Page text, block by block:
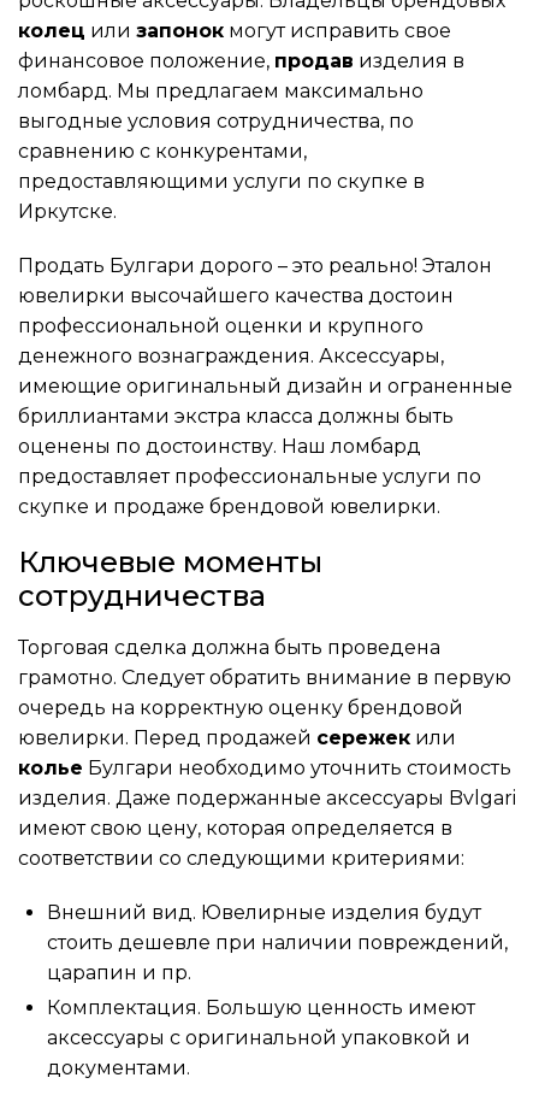
колец или запонок могут исправить свое
финансовое положение, продав изделия в
ломбард. Мы предлагаем максимально
выгодные условия сотрудничества, по
сравнению с конкурентами,
предоставляющими услуги по скупке в
Иркутске.
Продать Булгари дорого – это реально! Эталон
ювелирки высочайшего качества достоин
профессиональной оценки и крупного
денежного вознаграждения. Аксессуары,
имеющие оригинальный дизайн и ограненные
бриллиантами экстра класса должны быть
оценены по достоинству. Наш ломбард
предоставляет профессиональные услуги по
скупке и продаже брендовой ювелирки.
Ключевые моменты
сотрудничества
Торговая сделка должна быть проведена
грамотно. Следует обратить внимание в первую
очередь на корректную оценку брендовой
ювелирки. Перед продажей сережек или
колье Булгари необходимо уточнить стоимость
изделия. Даже подержанные аксессуары Bvlgari
имеют свою цену, которая определяется в
соответствии со следующими критериями:
Внешний вид. Ювелирные изделия будут
стоить дешевле при наличии повреждений,
царапин и пр.
Комплектация. Большую ценность имеют
аксессуары с оригинальной упаковкой и
документами.